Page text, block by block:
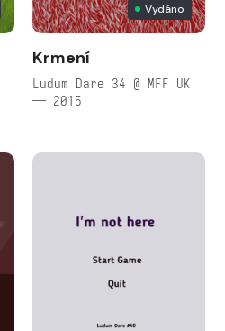
Vydáno
Krmení
Ludum Dare 34 @ MFF UK
— 2015